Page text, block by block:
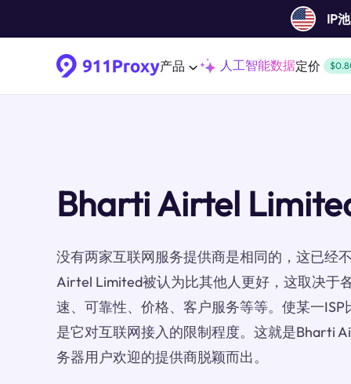
IP
产品 人工智能数据定价
Bharti Airtel
没有两家互联网服务提供商是相同的，这已经
Airtel Limited被认为比其他人更好，这取决于
速、可靠性、价格、客户服务等等。使某一
是它对互联网接入的限制程度。这就是Bharti
务器用户欢迎的提供商脱颖而出。